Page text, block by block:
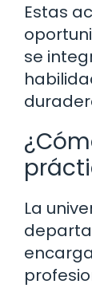
Estas
se
La